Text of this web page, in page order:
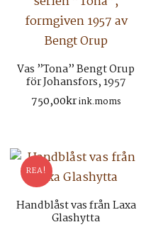
nuvarande
Vas ”Tona” Bengt Orup
för Johansfors, 1957
750,00krink.moms
REA!
Handblåst vas från Laxa
Glashytta